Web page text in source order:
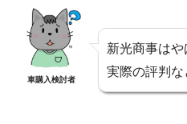
車購入検討者
新光商事は
実際の評判な